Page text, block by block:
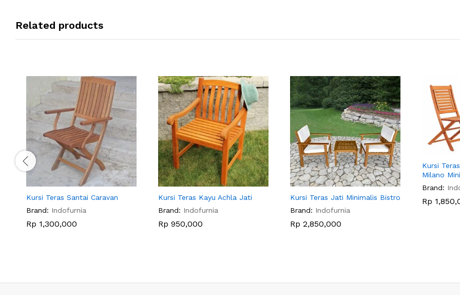
Related products
Kursi Teras Santai Caravan
Brand: Indofurnia
Rp 1,300,000
Kursi Teras Kayu Achla Jati
Brand: Indofurnia
Rp 950,000
Kursi Teras Jati Minimalis Bistro
Brand: Indofurnia
Rp 2,850,000
Kursi
Milano
Brand:
Rp